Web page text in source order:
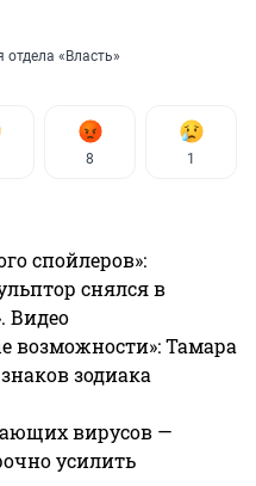
отдела «Власть»
8 1
спойлеров»:
снялся в
Видео
возможности»: Тамара
зодиака
вирусов —
усилить